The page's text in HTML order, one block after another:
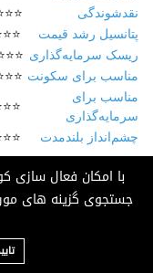
نقدشوندگی
پتانسیل رشد قیمت
ریسک سرمایه‌گذاری
مناسب برای سکونت
مناسب برای
سرمایه‌گذاری
چشم‌انداز بلندمدت
⭐ امتیاز کارشناسی
با امکان فعال سازی
جستجوی گزینه های